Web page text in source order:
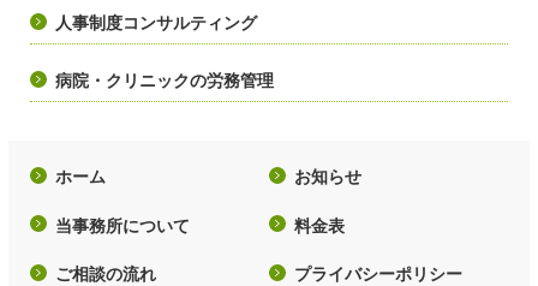
ホーム お知らせ
当事務所について 料金表
ご相談の流れ プライバシーポリシー
人事制度コンサルティング
病院・クリニックの労務管理